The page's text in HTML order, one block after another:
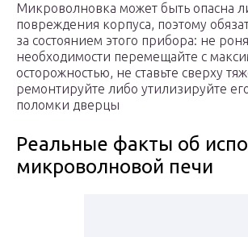
Микроволновка может быть опасна
повреждения корпуса, поэтому
за состоянием этого прибора: не
необходимости перемещайте с
осторожностью, не ставьте сверху
ремонтируйте либо утилизируйте
поломки дверцы
Реальные факты об
микроволновой печи